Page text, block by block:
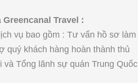
Travel :
vụ bao gồm : Tư vấn hồ sơ làm
quý khách hàng hoàn thành thủ
Tổng lãnh sự quán Trung Quốc